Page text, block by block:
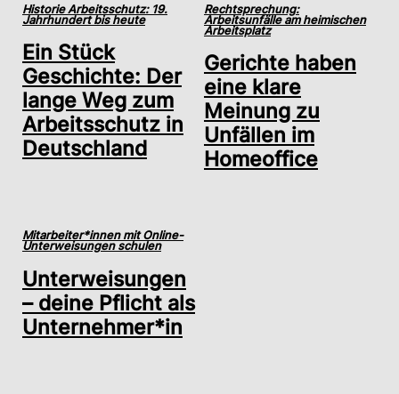
Historie Arbeitsschutz: 19.
Jahrhundert bis heute
Ein Stück
Geschichte: Der
lange Weg zum
Arbeitsschutz in
Deutschland
Rechtsprechung:
Arbeitsunfälle am heimischen
Arbeitsplatz
Gerichte haben
eine klare
Meinung zu
Unfällen im
Homeoffice
Mitarbeiter*innen mit Online-
Unterweisungen schulen
Unterweisungen
– deine Pflicht als
Unternehmer*in